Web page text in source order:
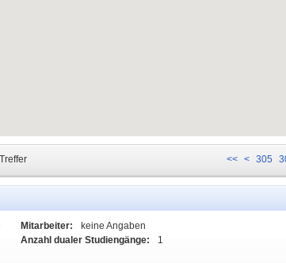
Treffer << < 305
Mitarbeiter:
keine Angaben
Anzahl dualer Studiengänge:
1